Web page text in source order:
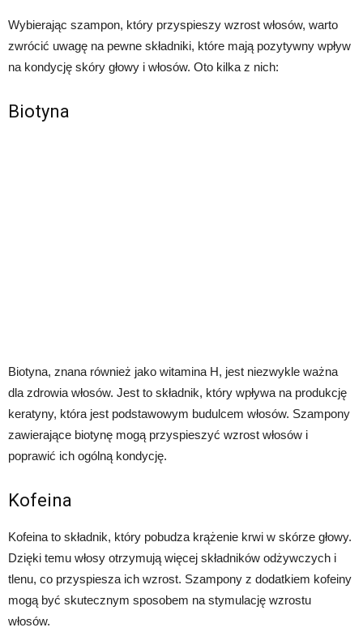
Wybierając szampon, który przyspieszy wzrost włosów, warto
zwrócić uwagę na pewne składniki, które mają pozytywny wpływ
na kondycję skóry głowy i włosów. Oto kilka z nich:
Biotyna
Biotyna, znana również jako witamina H, jest niezwykle ważna
dla zdrowia włosów. Jest to składnik, który wpływa na produkcję
keratyny, która jest podstawowym budulcem włosów. Szampony
zawierające biotynę mogą przyspieszyć wzrost włosów i
poprawić ich ogólną kondycję.
Kofeina
Kofeina to składnik, który pobudza krążenie krwi w skórze głowy.
Dzięki temu włosy otrzymują więcej składników odżywczych i
tlenu, co przyspiesza ich wzrost. Szampony z dodatkiem kofeiny
mogą być skutecznym sposobem na stymulację wzrostu
włosów.